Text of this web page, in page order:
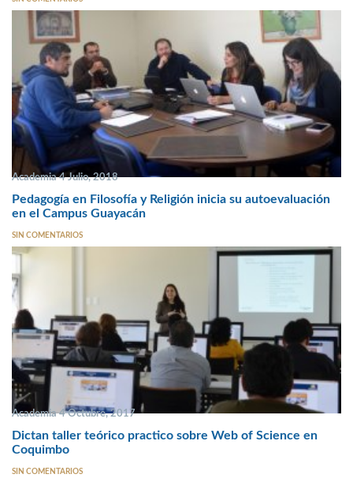
Academia 4 Julio, 2018
Pedagogía en Filosofía y Religión inicia su autoevaluación
en el Campus Guayacán
SIN COMENTARIOS
Academia 4 Octubre, 2017
Dictan taller teórico practico sobre Web of Science en
Coquimbo
SIN COMENTARIOS